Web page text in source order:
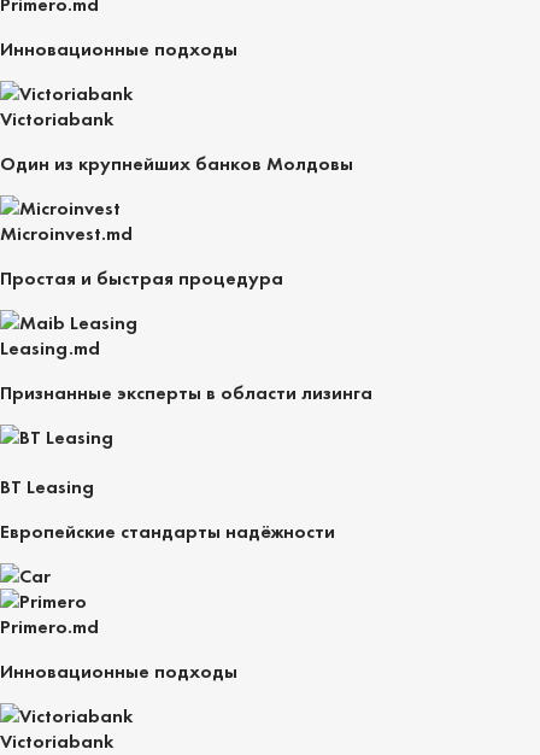
Инновационные подходы
Victoriabank
Один из крупнейших банков Молдовы
Microinvest.md
Простая и быстрая процедура
Leasing.md
Признанные эксперты в области лизинга
BT Leasing
Европейские стандарты надёжности
Primero.md
Инновационные подходы
Victoriabank